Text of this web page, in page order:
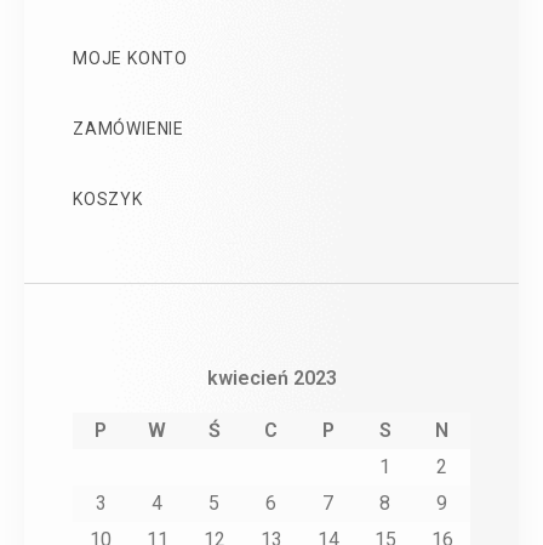
MOJE KONTO
ZAMÓWIENIE
KOSZYK
kwiecień 2023
P W Ś C P S
N
1
2
3
4 5 6 7 8
9
10
11 12 13 14 15 16